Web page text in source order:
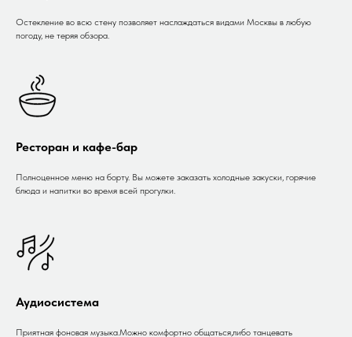
Остекление во всю стену позволяет наслаждаться видами Москвы в любую
погоду, не теряя обзора.
Ресторан и кафе-бар
Полноценное меню на борту. Вы можете заказать холодные закуски, горячие
блюда и напитки во время всей прогулки.
Аудиосистема
Приятная фоновая музыка.Можно комфортно общаться,либо танцевать